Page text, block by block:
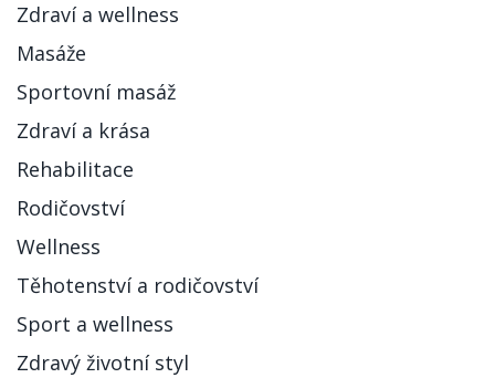
Zdraví a wellness
Masáže
Sportovní masáž
Zdraví a krása
Rehabilitace
Rodičovství
Wellness
Těhotenství a rodičovství
Sport a wellness
Zdravý životní styl